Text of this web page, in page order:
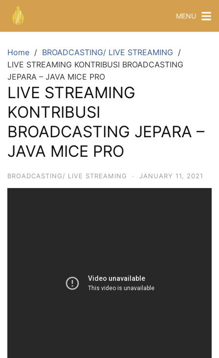
MENU
Home
BROADCASTING/ LIVE STREAMING
LIVE STREAMING KONTRIBUSI BROADCASTING
JEPARA – JAVA MICE PRO
LIVE STREAMING
KONTRIBUSI
BROADCASTING JEPARA –
JAVA MICE PRO
BROADCASTING/ LIVE STREAMING · JANUARY 11, 2021